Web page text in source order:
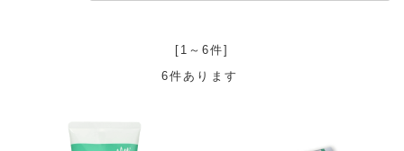
[1～6件]
6件あります